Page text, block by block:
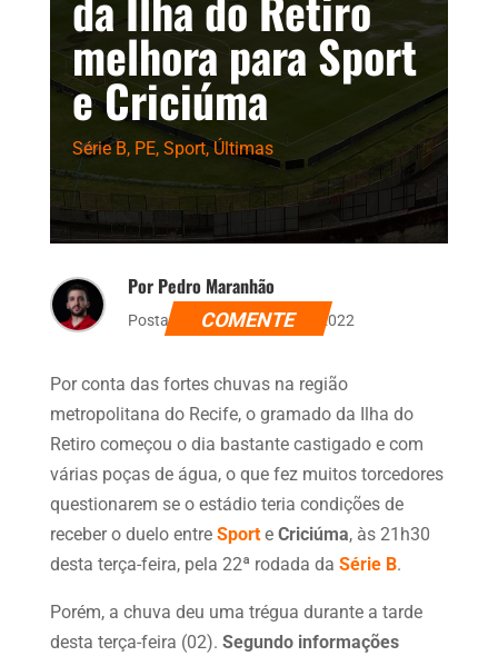
melhora para Sport
e Criciúma
Série B, PE, Sport,Últimas
Por Pedro Maranhão
Postado dia 2 de agosto de 2022
COMENTE
Por conta das fortes chuvas na região
metropolitana do Recife, o gramado da Ilha do
Retiro começou o dia bastante castigado e com
várias poças de água, o que fez muitos torcedores
questionarem se o estádio teria condições de
receber o duelo entre Sporte Criciúma, às 21h30
desta terça-feira, pela 22ª rodada da Série B.
Porém, a chuva deu uma trégua durante a tarde
desta terça-feira (02). Segundo informações